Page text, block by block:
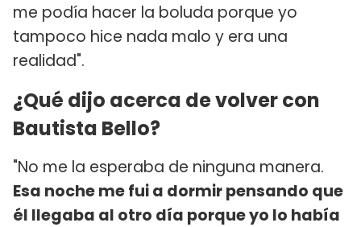
me podía hacer la boluda porque yo
tampoco hice nada malo y era una
realidad".
¿Qué dijo acerca de volver con
Bautista Bello?
"No me la esperaba de ninguna manera.
Esa noche me fui a dormir pensando que
él llegaba al otro día porque yo lo había